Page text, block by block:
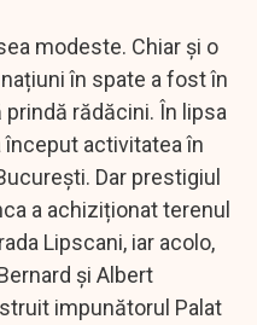
modeste. Chiar și o
în spate a fost în
rădăcini. În lipsa
început activitatea în
Dar prestigiul
a achiziționat terenul
Lipscani, iar acolo,
și Albert
impunătorul Palat